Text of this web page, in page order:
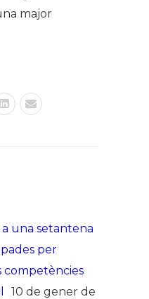
major
a una setantena
per
competències
10 de gener de